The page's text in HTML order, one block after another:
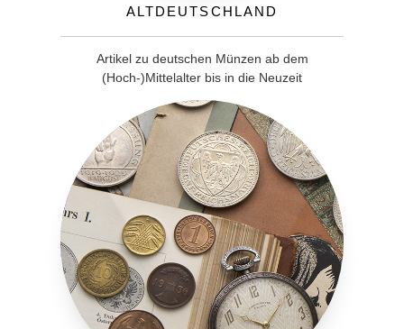
Altdeutschland
Artikel zu deutschen Münzen ab dem
(Hoch-)Mittelalter bis in die Neuzeit